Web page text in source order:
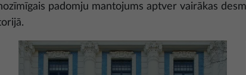
padomju mantojums aptver vairākas